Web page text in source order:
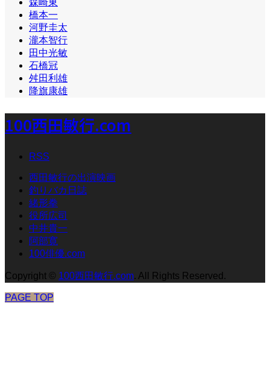
森崎東
橋本一
河野圭太
瀧本智行
田中光敏
石橋冠
舛田利雄
降旗康雄
100西田敏行.com
RSS
西田敏行の出演映画
釣りバカ日誌
緒形拳
役所広司
中井貴一
阿部寛
100俳優.com
Copyright © 100西田敏行.com. All Rights Reserved.
PAGE TOP